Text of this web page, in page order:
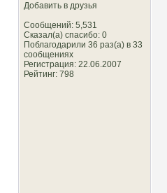
Добавить в друзья
Сообщений: 5,531
Сказал(а) спасибо: 0
Поблагодарили 36 раз(а) в 33
сообщениях
Регистрация: 22.06.2007
Рейтинг: 798